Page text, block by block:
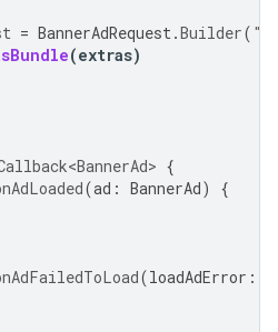
= BannerAdRequest .Builder( "
(extras)
{
(ad : BannerAd)
{
(loadAdError :